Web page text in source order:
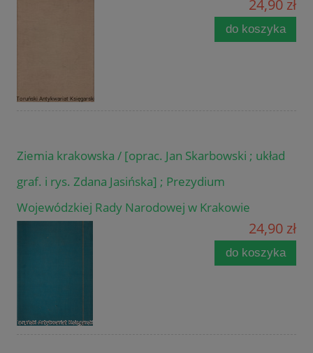
24,90 zł
do koszyka
Ziemia krakowska / [oprac. Jan Skarbowski ; układ
graf. i rys. Zdana Jasińska] ; Prezydium
Wojewódzkiej Rady Narodowej w Krakowie
24,90 zł
do koszyka